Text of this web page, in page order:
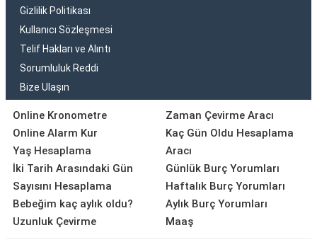
Gizlilik Politikası
Kullanıcı Sözleşmesi
Telif Hakları ve Alıntı
Sorumluluk Reddi
Bize Ulaşın
Online Kronometre
Online Alarm Kur
Yaş Hesaplama
İki Tarih Arasındaki Gün
Sayısını Hesaplama
Bebeğim kaç aylık oldu?
Uzunluk Çevirme
Zaman Çevirme Aracı
Kaç Gün Oldu Hesaplama
Aracı
Günlük Burç Yorumları
Haftalık Burç Yorumları
Aylık Burç Yorumları
Maaş